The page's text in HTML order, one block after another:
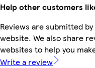
Help other customers
Reviews are submitted
website. We also share
websites to help you
Write a review